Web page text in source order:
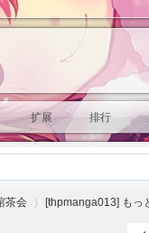
扩展 排行
茶会 [thpmanga013] もっ